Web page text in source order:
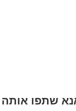
שתפו